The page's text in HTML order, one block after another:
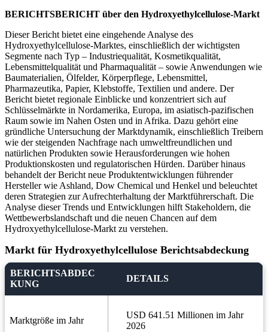
BERICHTSBERICHT über den Hydroxyethylcellulose-Markt
Dieser Bericht bietet eine eingehende Analyse des
Hydroxyethylcellulose-Marktes, einschließlich der wichtigsten
Segmente nach Typ – Industriequalität, Kosmetikqualität,
Lebensmittelqualität und Pharmaqualität – sowie Anwendungen wie
Baumaterialien, Ölfelder, Körperpflege, Lebensmittel,
Pharmazeutika, Papier, Klebstoffe, Textilien und andere. Der
Bericht bietet regionale Einblicke und konzentriert sich auf
Schlüsselmärkte in Nordamerika, Europa, im asiatisch-pazifischen
Raum sowie im Nahen Osten und in Afrika. Dazu gehört eine
gründliche Untersuchung der Marktdynamik, einschließlich Treibern
wie der steigenden Nachfrage nach umweltfreundlichen und
natürlichen Produkten sowie Herausforderungen wie hohen
Produktionskosten und regulatorischen Hürden. Darüber hinaus
behandelt der Bericht neue Produktentwicklungen führender
Hersteller wie Ashland, Dow Chemical und Henkel und beleuchtet
deren Strategien zur Aufrechterhaltung der Marktführerschaft. Die
Analyse dieser Trends und Entwicklungen hilft Stakeholdern, die
Wettbewerbslandschaft und die neuen Chancen auf dem
Hydroxyethylcellulose-Markt zu verstehen.
Markt für Hydroxyethylcellulose Berichtsabdeckung
BERICHTSABDEC
KUNG
DETAILS
Marktgröße im Jahr
USD 641.51 Millionen im Jahr
2026